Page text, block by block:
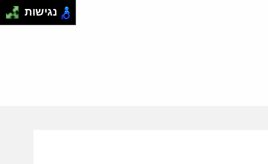
נגישות